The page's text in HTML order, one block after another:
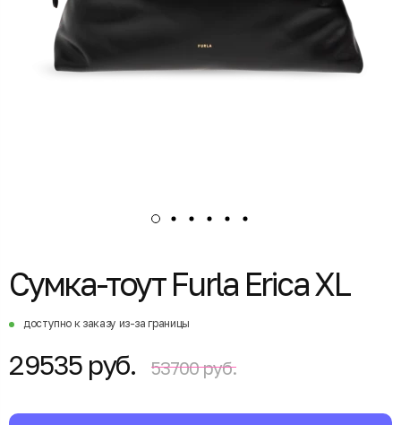
Сумка-тоут Furla Erica XL
доступно к заказу из-за границы
29535 руб. 53700 руб.